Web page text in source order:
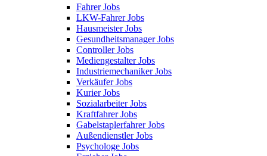
Fahrer Jobs
LKW-Fahrer Jobs
Hausmeister Jobs
Gesundheitsmanager Jobs
Controller Jobs
Mediengestalter Jobs
Industriemechaniker Jobs
Verkäufer Jobs
Kurier Jobs
Sozialarbeiter Jobs
Kraftfahrer Jobs
Gabelstaplerfahrer Jobs
Außendienstler Jobs
Psychologe Jobs